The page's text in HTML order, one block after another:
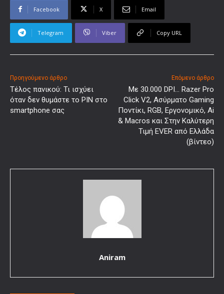
Facebook X Email
Telegram Viber Copy URL
Προηγούμενο άρθρο
Τέλος πανικού: Τι ισχύει
όταν δεν θυμάστε το PIN στο
smartphone σας
Επόμενο άρθρο
Με 30.000 DPI… Razer Pro
Click V2, Ασύρματο Gaming
Ποντίκι, RGB, Εργονομικό, Ai
& Macros και Στην Καλύτερη
Τιμή EVER από Ελλάδα
(βίντεο)
Aniram